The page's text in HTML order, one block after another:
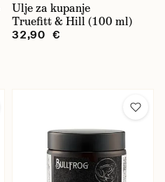
Ulje za kupanje
Truefitt & Hill (100 ml)
32,90 €